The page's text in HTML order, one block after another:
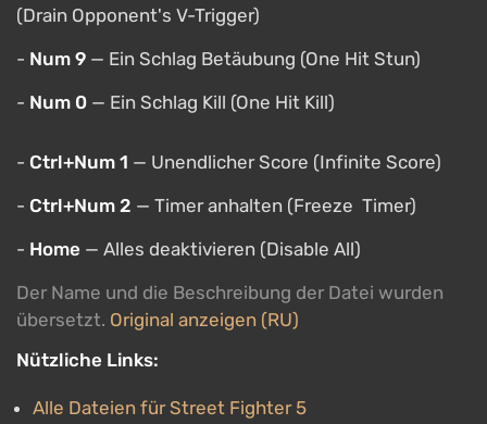
(Drain Opponent's V-Trigger)
- Num 9 — Ein Schlag Betäubung (One Hit Stun)
- Num 0 — Ein Schlag Kill (One Hit Kill)
- Ctrl+Num 1 — Unendlicher Score (Infinite Score)
- Ctrl+Num 2 — Timer anhalten (Freeze Timer)
- Home — Alles deaktivieren (Disable All)
Der Name und die Beschreibung der Datei wurden
übersetzt. Original anzeigen (RU)
Nützliche Links:
Alle Dateien für Street Fighter 5